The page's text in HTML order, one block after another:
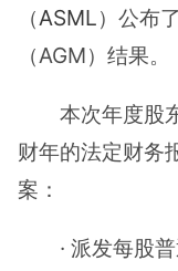
（ASML）公布
（AGM）结果。
本次年度股
财年的法定财务
案：
· 派发每股